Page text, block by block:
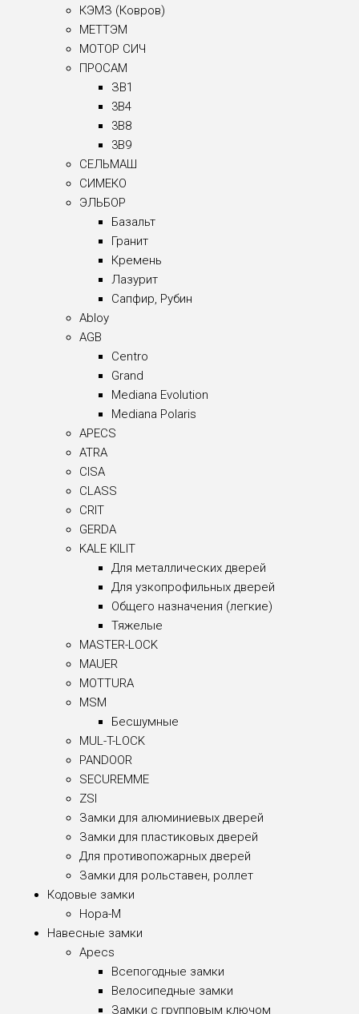
КЭМЗ (Ковров)
МЕТТЭМ
МОТОР СИЧ
ПРОСАМ
ЗВ1
3B4
3B8
3B9
СЕЛЬМАШ
СИМЕКО
ЭЛЬБОР
Базальт
Гранит
Кремень
Лазурит
Сапфир, Рубин
Abloy
AGB
Centro
Grand
Mediana Evolution
Mediana Polaris
APECS
ATRA
CISA
CLASS
CRIT
GERDA
KALE KILIT
Для металлических дверей
Для узкопрофильных дверей
Общего назначения (легкие)
Тяжелые
MASTER-LOCK
MAUER
MOTTURA
MSM
Бесшумные
MUL-T-LOCK
PANDOOR
SECUREMME
ZSI
Замки для алюминиевых дверей
Замки для пластиковых дверей
Для противопожарных дверей
Замки для рольставен, роллет
Кодовые замки
Нора-М
Навесные замки
Apecs
Всепогодные замки
Велосипедные замки
Замки с групповым ключом